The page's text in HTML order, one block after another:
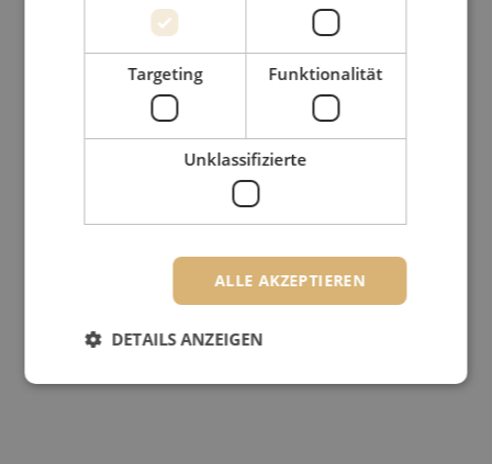
Targeting Funktionalität
Unklassifizierte
ALLE AKZEPTIEREN
DETAILS ANZEIGEN